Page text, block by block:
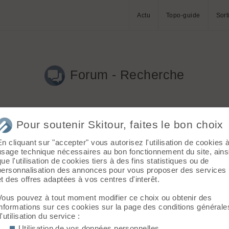
Actu Topo-guide
Forum - Recherche
à 22:31)
fainéant" et "s'en accomode" : c'est ce point qui
à 09:00)
serait utile. Je skie aujourd'hui des Black Crow Orb
Pour soutenir Skitour, faites le bon choix
cliquant sur "accepter" vous autorisez l'utilisation de cookies à
technique nécessaires au bon fonctionnement du site,
l'utilisation de cookies tiers à des fins statistiques ou de
des annonces pour vous proposer des services
des offres adaptées à vos centres d'interêt.
pouvez à tout moment modifier ce choix ou obtenir des
sur ces cookies sur la page des conditions
du service :